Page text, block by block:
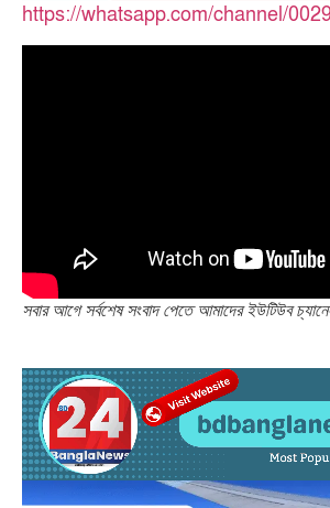
https://whatsapp.com/channel/
সবার আগে সর্বশেষ সংবাদ পেতে আমাদের ইউটিউব